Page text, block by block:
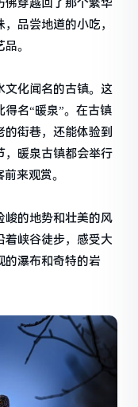
佛穿越回了那个繁华
品尝地道的小吃，
。
文化闻名的古镇。这
名“暖泉”。在古镇
的街巷，还能体验到
，暖泉古镇都会举行
来观赏。
峻的地势和壮美的风
着峡谷徒步，感受大
的瀑布和奇特的岩